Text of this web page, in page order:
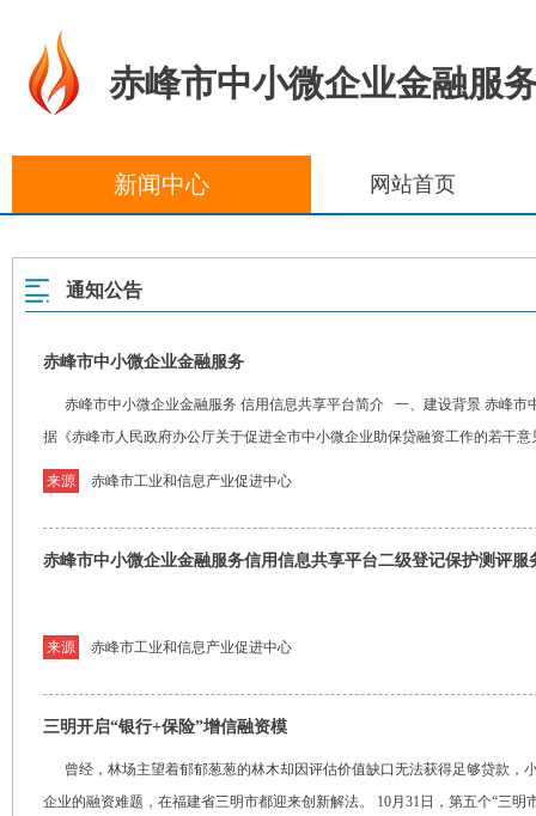
赤峰市中小微企业金融服
新闻中心 网站首页
通知公告
赤峰市中小微企业金融服务
赤峰市中小微企业金融服务 信用信息共享平台简介 一、建设背景 赤峰市
据《赤峰市人民政府办公厅关于促进全市中小微企业助保贷融资工作的若干意
来源 赤峰市工业和信息产业促进中心
赤峰市中小微企业金融服务信用信息共享平台二级登记保护测评服
来源 赤峰市工业和信息产业促进中心
三明开启“银行+保险”增信融资模
曾经，林场主望着郁郁葱葱的林木却因评估价值缺口无法获得足够贷款，
企业的融资难题，在福建省三明市都迎来创新解法。 10月31日，第五个“三